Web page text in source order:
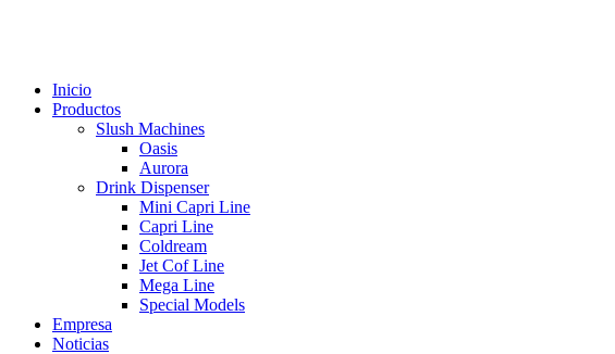
Inicio
Productos
Slush Machines
Oasis
Aurora
Drink Dispenser
Mini Capri Line
Capri Line
Coldream
Jet Cof Line
Mega Line
Special Models
Empresa
Noticias